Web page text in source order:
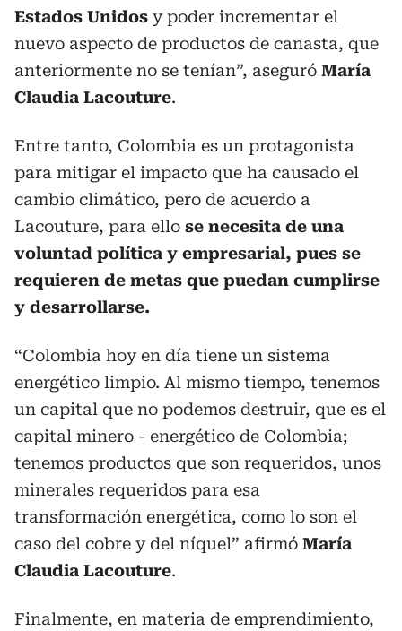
Estados Unidos y poder incrementar el
nuevo aspecto de productos de canasta, que
anteriormente no se tenían”, aseguró María
Claudia Lacouture.
Entre tanto, Colombia es un protagonista
para mitigar el impacto que ha causado el
cambio climático, pero de acuerdo a
Lacouture, para ello se necesita de una
voluntad política y empresarial, pues se
requieren de metas que puedan cumplirse
y desarrollarse.
“Colombia hoy en día tiene un sistema
energético limpio. Al mismo tiempo, tenemos
un capital que no podemos destruir, que es el
capital minero - energético de Colombia;
tenemos productos que son requeridos, unos
minerales requeridos para esa
transformación energética, como lo son el
caso del cobre y del níquel” afirmó María
Claudia Lacouture.
Finalmente, en materia de emprendimiento,